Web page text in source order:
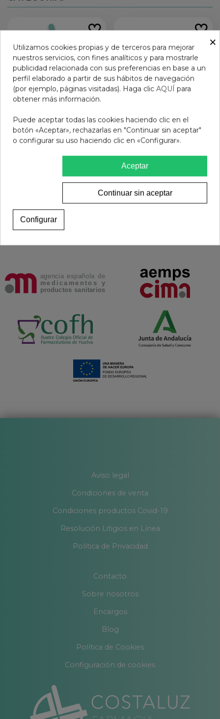
BOLSO PASEO GRIS
Ver más
Laca de uñas Mia ROYAL
7,95 €
Añadir al carrito
Aviso legal
Condiciones de venta
Condiciones productos Covid-19
Resolución Litigios en Línea
Política de Privacidad
Contacto
Sobre nosotros
Encargos
Blog
Política de Cookies
Configuración de cookies
×
Utilizamos cookies propias y de terceros para mejorar
nuestros servicios, con fines analíticos y para mostrarle
publicidad relacionada con sus preferencias en base a un
perfil elaborado a partir de sus hábitos de navegación
(por ejemplo, páginas visitadas). Haga clic AQUÍ para
obtener más información.
Puede aceptar todas las cookies haciendo clic en el
botón «Aceptar», rechazarlas en "Continuar sin aceptar"
o configurar su uso haciendo clic en «Configurar».
Aceptar
Continuar sin aceptar
Configurar